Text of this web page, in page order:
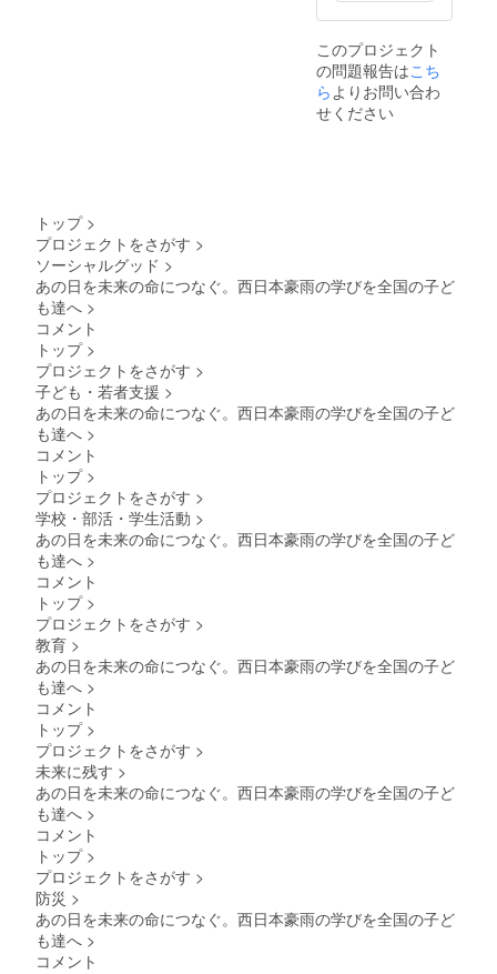
このプロジェクト
の問題報告はこち
らよりお問い合わ
せください
トップ >
プロジェクトをさがす >
ソーシャルグッド >
あの日を未来の命につなぐ。西日本豪雨の学びを全国の子ど
も達へ >
コメント
トップ >
プロジェクトをさがす >
子ども・若者支援 >
あの日を未来の命につなぐ。西日本豪雨の学びを全国の子ど
も達へ >
コメント
トップ >
プロジェクトをさがす >
学校・部活・学生活動 >
あの日を未来の命につなぐ。西日本豪雨の学びを全国の子ど
も達へ >
コメント
トップ >
プロジェクトをさがす >
教育 >
あの日を未来の命につなぐ。西日本豪雨の学びを全国の子ど
も達へ >
コメント
トップ >
プロジェクトをさがす >
未来に残す >
あの日を未来の命につなぐ。西日本豪雨の学びを全国の子ど
も達へ >
コメント
トップ >
プロジェクトをさがす >
防災 >
あの日を未来の命につなぐ。西日本豪雨の学びを全国の子ど
も達へ >
コメント